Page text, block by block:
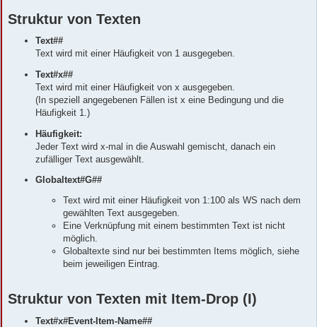
Struktur von Texten
Text##
Text wird mit einer Häufigkeit von 1 ausgegeben.
Text#x##
Text wird mit einer Häufigkeit von x ausgegeben.
(In speziell angegebenen Fällen ist x eine Bedingung und die
Häufigkeit 1.)
Häufigkeit:
Jeder Text wird x-mal in die Auswahl gemischt, danach ein
zufälliger Text ausgewählt.
Globaltext#G##
Text wird mit einer Häufigkeit von 1:100 als WS nach dem
gewählten Text ausgegeben.
Eine Verknüpfung mit einem bestimmten Text ist nicht
möglich.
Globaltexte sind nur bei bestimmten Items möglich, siehe
beim jeweiligen Eintrag.
Struktur von Texten mit Item-Drop (I)
Text#x#Event-Item-Name##